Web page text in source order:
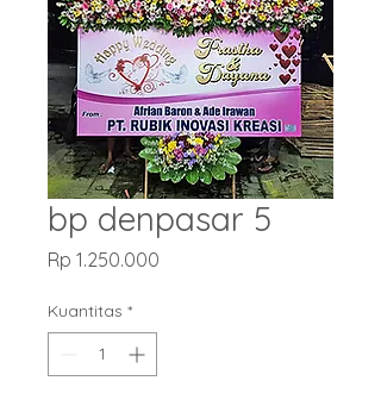
bp denpasar 5
Rp 1.250.000
Kuantitas *